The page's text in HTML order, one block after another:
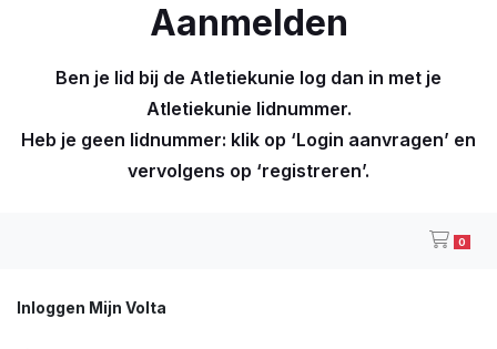
Aanmelden
Ben je lid bij de Atletiekunie log dan in met je
Atletiekunie lidnummer.
Heb je geen lidnummer: klik op ‘Login aanvragen’ en
vervolgens op ‘registreren’.
0
Inloggen Mijn Volta